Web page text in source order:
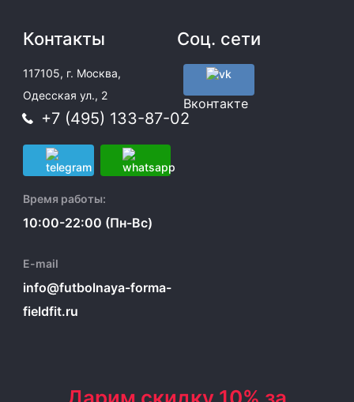
Контакты
117105, г. Москва,
Одесская ул., 2
+7 (495) 133-87-02
Время работы:
10:00-22:00 (Пн-Вс)
E-mail
info@futbolnaya-forma-
fieldfit.ru
Соц. сети
Вконтакте